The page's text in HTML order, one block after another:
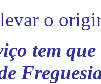
o
tem